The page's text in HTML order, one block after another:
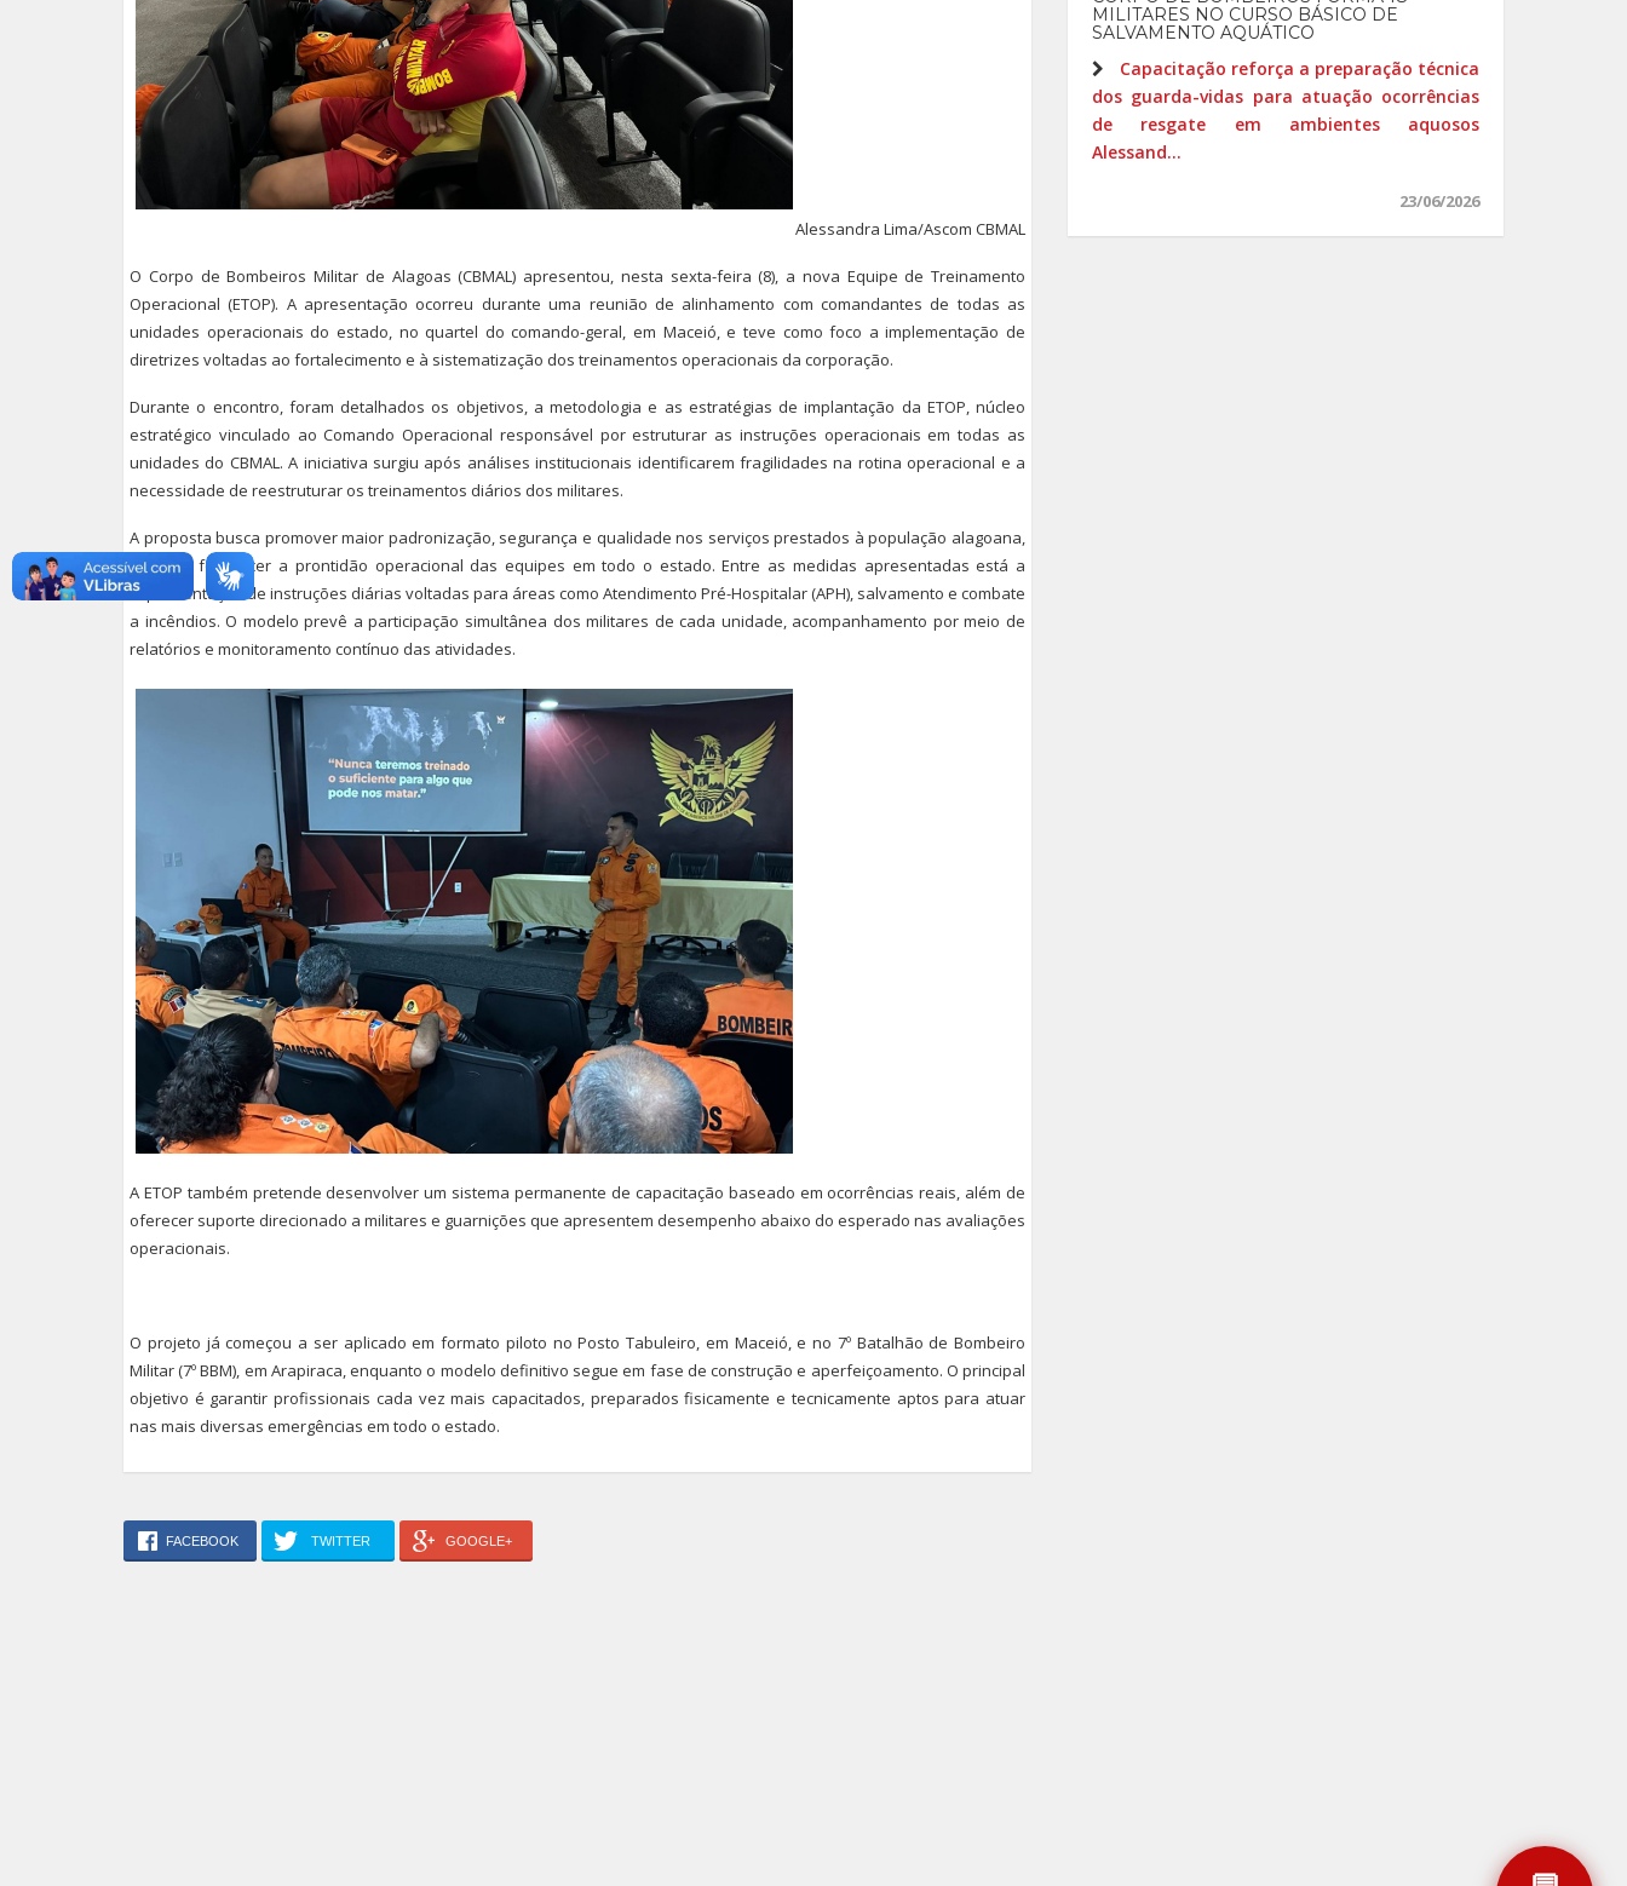
Alessandra Lima/Ascom CBMAL
O Corpo de Bombeiros Militar de Alagoas (CBMAL) apresentou, nesta sexta-feira (8), a nova Equipe de Treinamento
Operacional (ETOP). A apresentação ocorreu durante uma reunião de alinhamento com comandantes de todas as
unidades operacionais do estado, no quartel do comando-geral, em Maceió, e teve como foco a implementação de
diretrizes voltadas ao fortalecimento e à sistematização dos treinamentos operacionais da corporação.
Durante o encontro, foram detalhados os objetivos, a metodologia e as estratégias de implantação da ETOP, núcleo
estratégico vinculado ao Comando Operacional responsável por estruturar as instruções operacionais em todas as
unidades do CBMAL. A iniciativa surgiu após análises institucionais identificarem fragilidades na rotina operacional e a
necessidade de reestruturar os treinamentos diários dos militares.
A proposta busca promover maior padronização, segurança e qualidade nos serviços prestados à população alagoana,
além de fortalecer a prontidão operacional das equipes em todo o estado. Entre as medidas apresentadas está a
implementação de instruções diárias voltadas para áreas como Atendimento Pré-Hospitalar (APH), salvamento e combate
a incêndios. O modelo prevê a participação simultânea dos militares de cada unidade, acompanhamento por meio de
relatórios e monitoramento contínuo das atividades.
A ETOP também pretende desenvolver um sistema permanente de capacitação baseado em ocorrências reais, além de
oferecer suporte direcionado a militares e guarnições que apresentem desempenho abaixo do esperado nas avaliações
operacionais.
O projeto já começou a ser aplicado em formato piloto no Posto Tabuleiro, em Maceió, e no 7º Batalhão de Bombeiro
Militar (7º BBM), em Arapiraca, enquanto o modelo definitivo segue em fase de construção e aperfeiçoamento. O principal
objetivo é garantir profissionais cada vez mais capacitados, preparados fisicamente e tecnicamente aptos para atuar
nas mais diversas emergências em todo o estado.
FACEBOOK TWITTER GOOGLE+
MILITARES NO CURSO BÁSICO DE
SALVAMENTO AQUÁTICO
Capacitação reforça a preparação técnica
dos guarda-vidas para atuação ocorrências
de resgate em ambientes aquosos
Alessand...
23/06/2026